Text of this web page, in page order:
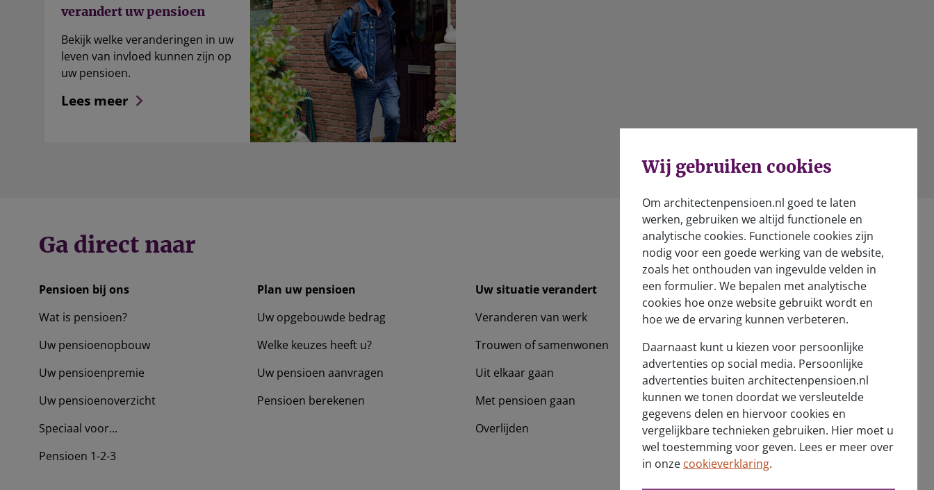
verandert uw pensioen
Bekijk welke veranderingen in uw
leven van invloed kunnen zijn op
uw pensioen.
Lees meer
Ga direct naar
Pensioen bij ons
Wat is pensioen?
Uw pensioenopbouw
Uw pensioenpremie
Uw pensioenoverzicht
Speciaal voor...
Pensioen 1-2-3
Plan uw pensioen
Uw opgebouwde bedrag
Welke keuzes heeft u?
Uw pensioen aanvragen
Pensioen berekenen
Uw situatie verandert
Veranderen van werk
Trouwen of samenwonen
Uit elkaar gaan
Met pensioen gaan
Overlijden
Over ons
Wie zijn wij?
Verantwoord beleggen
Nieuwsberichten
Vernieuwd pensioenstelsel
Wij gebruiken cookies
Om architectenpensioen.nl goed te laten
werken, gebruiken we altijd functionele en
analytische cookies. Functionele cookies zijn
nodig voor een goede werking van de website,
zoals het onthouden van ingevulde velden in
een formulier. We bepalen met analytische
cookies hoe onze website gebruikt wordt en
hoe we de ervaring kunnen verbeteren.
Daarnaast kunt u kiezen voor persoonlijke
advertenties op social media. Persoonlijke
advertenties buiten architectenpensioen.nl
kunnen we tonen doordat we versleutelde
gegevens delen en hiervoor cookies en
vergelijkbare technieken gebruiken. Hier moet u
wel toestemming voor geven. Lees er meer over
in onze cookieverklaring.